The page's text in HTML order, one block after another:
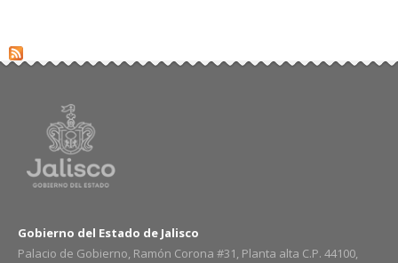
Gobierno del Estado de Jalisco
Palacio de Gobierno, Ramón Corona #31, Planta alta C.P. 44100,